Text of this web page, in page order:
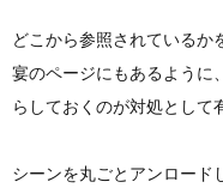
どこから参照されているか
宴のページにもあるように
らしておくのが対処として
シーンを丸ごとアンロード